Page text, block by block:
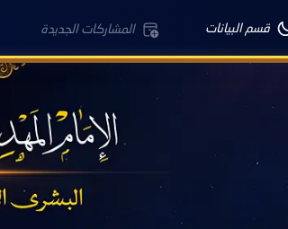
قسم البيانات المشاركات الجديدة